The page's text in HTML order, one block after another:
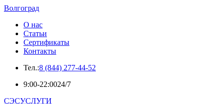
Волгоград
О нас
Статьи
Сертификаты
Контакты
Тел.:8 (844) 277-44-52
9:00-22:0024/7
СЭСУСЛУГИ